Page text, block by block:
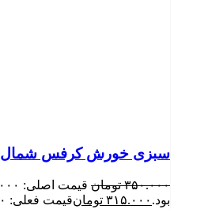
سبزی خورش کرفس شمال ۵۰۰ گرم
۳۵۰.۰۰۰ تومان
بود. ۳۱۵.۰۰۰ تومانقیمت فعلی: ۳۱۵.۰۰۰ تومان.